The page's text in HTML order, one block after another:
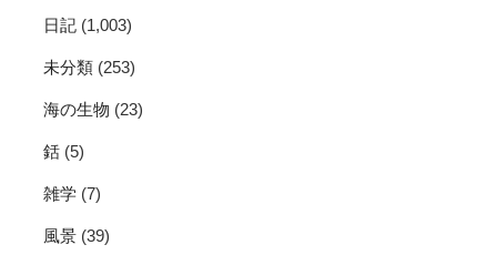
日記 (1,003)
未分類 (253)
海の生物 (23)
銛 (5)
雑学 (7)
風景 (39)